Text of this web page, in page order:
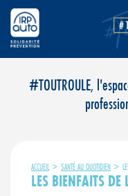
#TOUTROULE,
ACCUEIL > SANTÉ AU QUOTIDIEN >
LES BIENFAITS